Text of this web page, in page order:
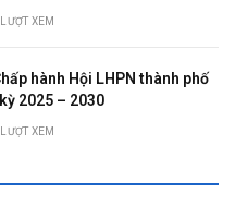
LƯỢT XEM
hành Hội LHPN thành phố
2025 – 2030
LƯỢT XEM